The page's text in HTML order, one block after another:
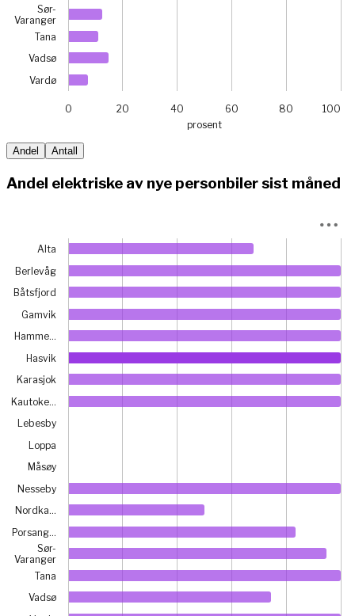
prosent
Sør-
Varanger
Tana
Vadsø
Vardø
0 20 40 60 80 100
End of interactive chart.
Andel Antall
Andel elektriske av nye personbiler sist måned
Bar chart with 18 bars.
View as data table, Chart
The chart has 1 X axis displaying categories.
The chart has 1 Y axis displaying prosent. Data ranges
Alta
Berlevåg
Båtsfjord
Gamvik
Hamme…
Hasvik
Karasjok
Kautoke…
Lebesby
Loppa
Måsøy
Nesseby
Nordka…
Porsang…
Sør-
Varanger
Tana
Vadsø